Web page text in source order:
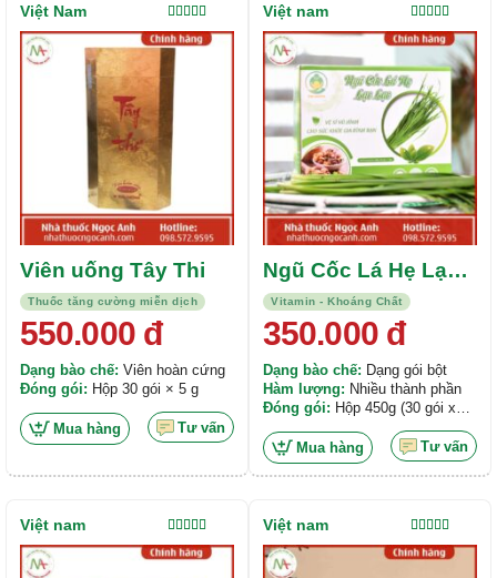
Thuốc tăng cường miễn dịch
Viên uống Tây Thi
Được xếp
hạng5.00
sao
550.000đ
Dạng bào chế: Viên hoàn cứng
Đóng gói: Hộp 30 gói × 5 g
Mua hàng Tư vấn
Việt Nam
Vitamin - Khoáng Chất
Ngũ Cốc Lá Hẹ Lạc
Lạc
Được xếp
hạng5.005
350.000đ
Dạng bào chế: Dạng gói bột
Hàm lượng: Nhiều thành phần
Đóng gói: Hộp 450g (30 gói x
Mua hàng
Tư vấn
Việt nam
Được xếp
hạng5.00
Việt nam
Được xếp
hạng5.00
Việt nam